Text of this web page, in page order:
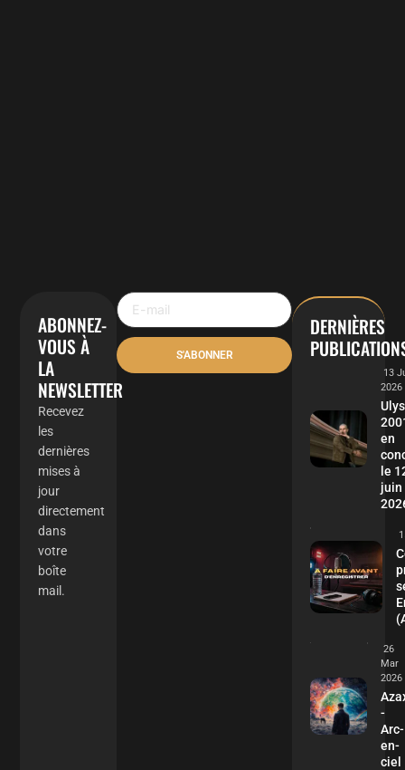
ABONNEZ-
VOUS À
LA
NEWSLETTER
Recevez
les
dernières
mises à
jour
directement
dans
votre
boîte
mail.
S'ABONNER
DERNIÈRES
13
2026
en
le
juin
26
Mar
2026
-
Arc-
en-
ciel